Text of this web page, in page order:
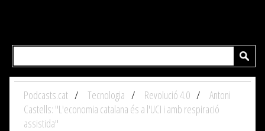
Podcasts.cat Tecnologia Revolució 4.0
Antoni
Castells: "L'economia catalana és a l'UCI i amb respiració
assistida"